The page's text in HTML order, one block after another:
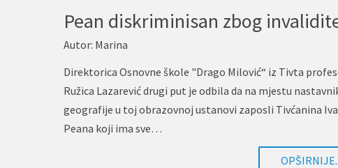
Autor: Marina
Direktorica Osnovne škole "Drago Milović“ iz Tivta
Ružica Lazarević drugi put je odbila da na mjestu
geografije u toj obrazovnoj ustanovi zaposli Tivćanina Iva
Peana koji ima sve…
OPŠIRNIJE..